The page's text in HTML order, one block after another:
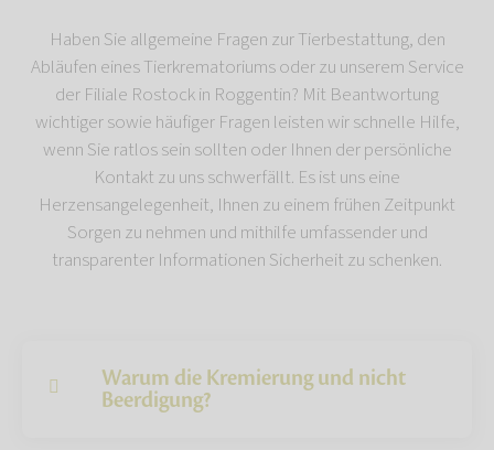
Haben Sie allgemeine Fragen zur Tierbestattung, den
Abläufen eines Tierkrematoriums oder zu unserem Service
der Filiale Rostock in Roggentin? Mit Beantwortung
wichtiger sowie häufiger Fragen leisten wir schnelle Hilfe,
wenn Sie ratlos sein sollten oder Ihnen der persönliche
Kontakt zu uns schwerfällt. Es ist uns eine
Herzensangelegenheit, Ihnen zu einem frühen Zeitpunkt
Sorgen zu nehmen und mithilfe umfassender und
transparenter Informationen Sicherheit zu schenken.
Warum die Kremierung und nicht
Beerdigung?